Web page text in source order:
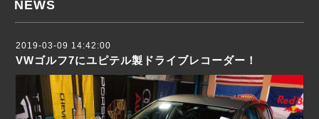
NEWS
2019-03-09 14:42:00
VWゴルフ7にユピテル製ドライブレコーダー！